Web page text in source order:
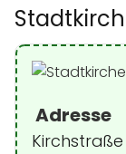
Adresse
Kirchstraße